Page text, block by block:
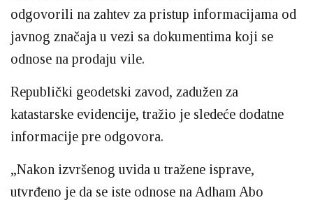
odgovorili na zahtev za pristup informacijama od
javnog značaja u vezi sa dokumentima koji se
odnose na prodaju vile.
Republički geodetski zavod, zadužen za
katastarske evidencije, tražio je sledeće dodatne
informacije pre odgovora.
„Nakon izvršenog uvida u tražene isprave,
utvrđeno je da se iste odnose na Adham Abo